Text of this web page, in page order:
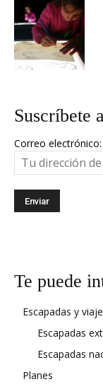
Suscríbete
Correo electrónico:
Te puede
Escapadas y
Escapadas
Escapadas
Planes